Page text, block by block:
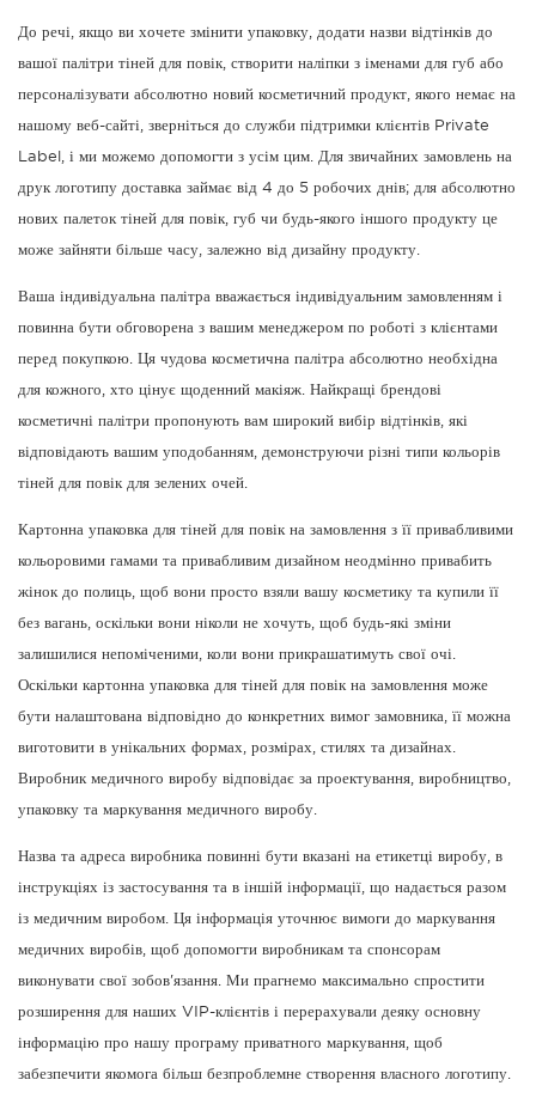
До речі, якщо ви хочете змінити упаковку, додати назви відтінків до
вашої палітри тіней для повік, створити наліпки з іменами для губ або
персоналізувати абсолютно новий косметичний продукт, якого немає на
нашому веб-сайті, зверніться до служби підтримки клієнтів Private
Label, і ми можемо допомогти з усім цим. Для звичайних замовлень на
друк логотипу доставка займає від 4 до 5 робочих днів; для абсолютно
нових палеток тіней для повік, губ чи будь-якого іншого продукту це
може зайняти більше часу, залежно від дизайну продукту.
Ваша індивідуальна палітра вважається індивідуальним замовленням і
повинна бути обговорена з вашим менеджером по роботі з клієнтами
перед покупкою. Ця чудова косметична палітра абсолютно необхідна
для кожного, хто цінує щоденний макіяж. Найкращі брендові
косметичні палітри пропонують вам широкий вибір відтінків, які
відповідають вашим уподобанням, демонструючи різні типи кольорів
тіней для повік для зелених очей.
Картонна упаковка для тіней для повік на замовлення з її привабливими
кольоровими гамами та привабливим дизайном неодмінно привабить
жінок до полиць, щоб вони просто взяли вашу косметику та купили її
без вагань, оскільки вони ніколи не хочуть, щоб будь-які зміни
залишилися непоміченими, коли вони прикрашатимуть свої очі.
Оскільки картонна упаковка для тіней для повік на замовлення може
бути налаштована відповідно до конкретних вимог замовника, її можна
виготовити в унікальних формах, розмірах, стилях та дизайнах.
Виробник медичного виробу відповідає за проектування, виробництво,
упаковку та маркування медичного виробу.
Назва та адреса виробника повинні бути вказані на етикетці виробу, в
інструкціях із застосування та в іншій інформації, що надається разом
із медичним виробом. Ця інформація уточнює вимоги до маркування
медичних виробів, щоб допомогти виробникам та спонсорам
виконувати свої зобов'язання. Ми прагнемо максимально спростити
розширення для наших VIP-клієнтів і перерахували деяку основну
інформацію про нашу програму приватного маркування, щоб
забезпечити якомога більш безпроблемне створення власного логотипу.